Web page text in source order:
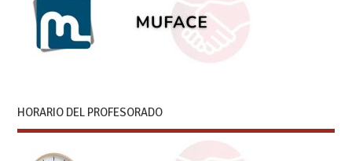
HORARIO DEL PROFESORADO